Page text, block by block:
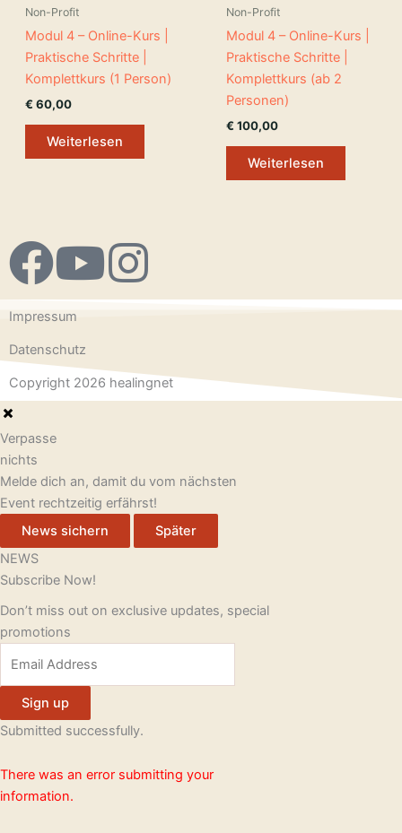
Non-Profit
Modul 4 – Online-Kurs |
Praktische Schritte |
Komplettkurs (1 Person)
€ 60,00
Weiterlesen
Non-Profit
Modul 4 – Online-Kurs |
Praktische Schritte |
Komplettkurs (ab 2
Personen)
€ 100,00
Weiterlesen
F
a
c
e
b
o
o
k
Y
o
u
t
b
e
I
n
t
g
r
m
Impressum
Datenschutz
Copyright 2026 healingnet
Verpasse
nichts
Melde dich an, damit du vom nächsten
Event rechtzeitig erfährst!
News sichern
Später
NEWS
Subscribe Now!
Don’t miss out on exclusive updates, special
promotions
Sign up
Submitted successfully.
There was an error submitting your
information.